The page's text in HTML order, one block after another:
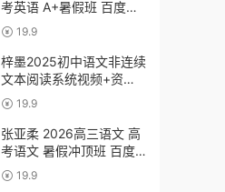
考英语 A+暑假班 百度网
盘下载
19.9
梓墨2025初中语文非连续
文本阅读系统视频+资料
(第六季)百度网盘下载
19.9
张亚柔 2026高三语文 高
考语文 暑假冲顶班 百度
网盘下载
19.9